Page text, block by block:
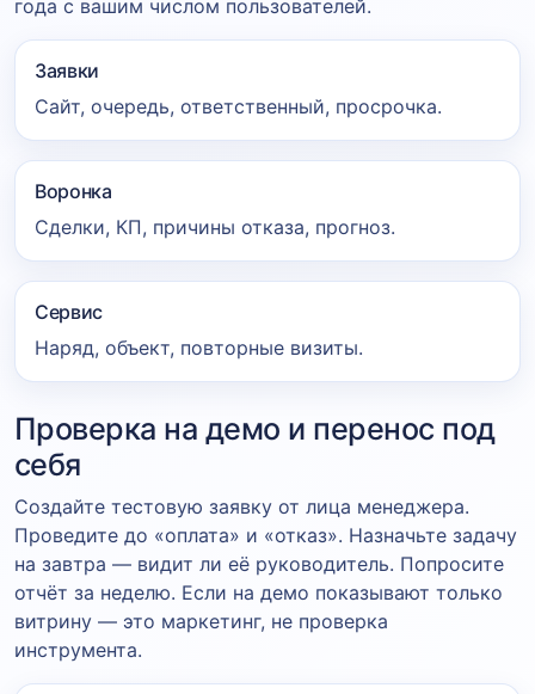
года с вашим числом пользователей.
Заявки
Сайт, очередь, ответственный, просрочка.
Воронка
Сделки, КП, причины отказа, прогноз.
Сервис
Наряд, объект, повторные визиты.
Проверка на демо и перенос под
себя
Создайте тестовую заявку от лица менеджера.
Проведите до «оплата» и «отказ». Назначьте задачу
на завтра — видит ли её руководитель. Попросите
отчёт за неделю. Если на демо показывают только
витрину — это маркетинг, не проверка
инструмента.